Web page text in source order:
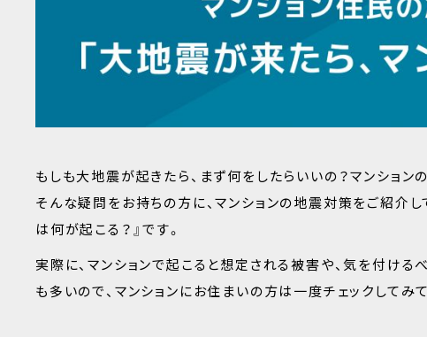
もしも大地震が起きたら、まず何をしたらいいの？マンション
そんな疑問をお持ちの方に、マンションの地震対策をご紹介
は何が起こる？』です。
実際に、マンションで起こると想定される被害や、気を付け
も多いので、マンションにお住まいの方は一度チェックしてみて